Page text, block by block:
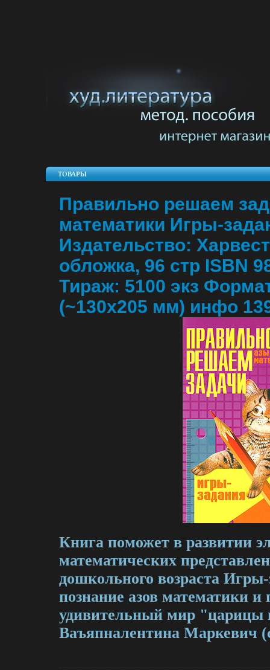
ТОВАРЫ
Правильно решаем
математики Игры-
Издательство:
обложка, 96 стр ISBN
Тираж: 5100 экз
(~130х205 мм) инфо
Книга поможет в развитии
математических
дошкольного возраста Игры-
познание азов математики и
удивительный мир "царицы
Ваъяпналентина Маркевич